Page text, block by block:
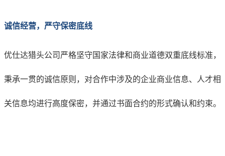
诚信经营，严守保密底线
优仕达猎头公司严格坚守国家法律和商业道德双重底线标准，
秉承一贯的诚信原则，对合作中涉及的企业商业信息、人才相
关信息均进行高度保密，并通过书面合约的形式确认和约束。